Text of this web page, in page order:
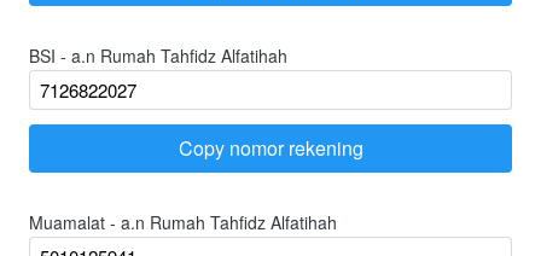
BSI - a.n Rumah Tahfidz Alfatihah
`
Copy nomor rekening
Muamalat - a.n Rumah Tahfidz Alfatihah